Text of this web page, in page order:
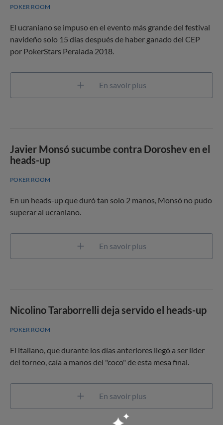
POKER ROOM
El ucraniano se impuso en el evento más grande del festival
navideño solo 15 días después de haber ganado del CEP
por PokerStars Peralada 2018.
En savoir plus
Javier Monsó sucumbe contra Doroshev en el
heads-up
POKER ROOM
En un heads-up que duró tan solo 2 manos, Monsó no pudo
superar al ucraniano.
En savoir plus
Nicolino Taraborrelli deja servido el heads-up
POKER ROOM
El italiano, que durante los días anteriores llegó a ser líder
del torneo, caía a manos del "coco" de esta mesa final.
En savoir plus